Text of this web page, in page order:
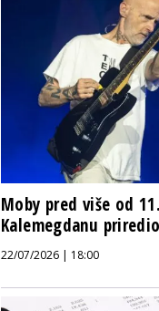
Moby pred više od
Kalemegdanu
22/07/2026 | 18:00